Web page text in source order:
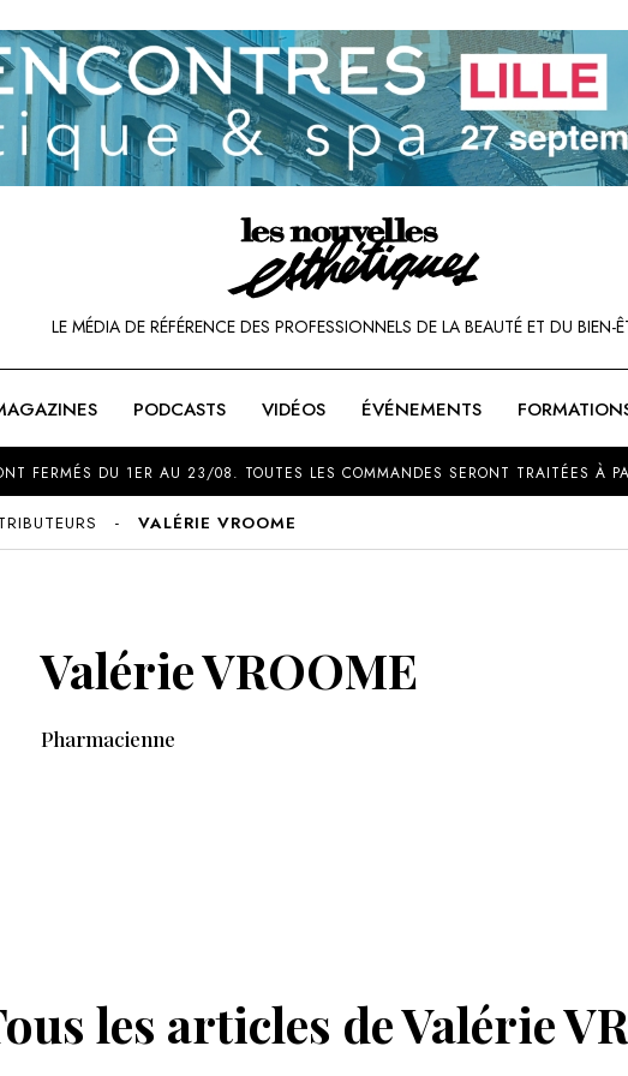
LE MÉDIA DE RÉFÉRENCE DES PROFESSIONNELS DE LA BEAUTÉ ET DU BIEN-
PODCASTS VIDÉOS ÉVÉNEMENTS
FERMÉS DU 1ER AU 23/08. TOUTES LES COMMANDES SERONT TRAITÉES À
VALÉRIE VROOME
Valérie VROOME
Pharmacienne
les articles de Valérie